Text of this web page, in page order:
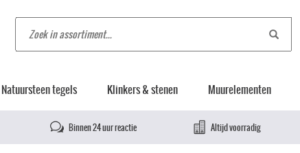
Natuursteen tegels Klinkers & stenen Muurelementen
Binnen 24 uur reactie Altijd voorradig